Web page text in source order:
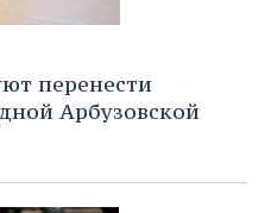
перенести
Арбузовской